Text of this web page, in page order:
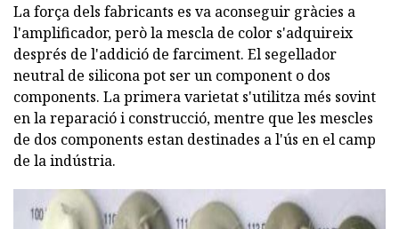
La força dels fabricants es va aconseguir gràcies a
l'amplificador, però la mescla de color s'adquireix
després de l'addició de farciment. El segellador
neutral de silicona pot ser un component o dos
components. La primera varietat s'utilitza més sovint
en la reparació i construcció, mentre que les mescles
de dos components estan destinades a l'ús en el camp
de la indústria.